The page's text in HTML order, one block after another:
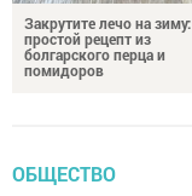
Закрутите лечо на зиму:
простой рецепт из
болгарского перца и
помидоров
ОБЩЕСТВО